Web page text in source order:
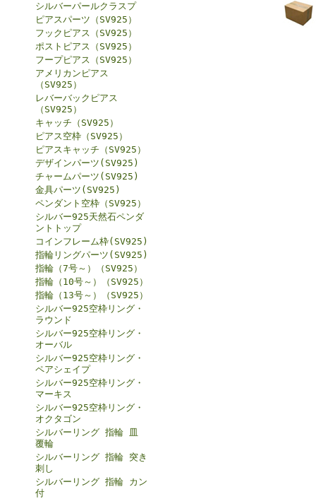
シルバーパールクラスプ
ピアスパーツ（SV925）
フックピアス（SV925）
ポストピアス（SV925）
フープピアス（SV925）
アメリカンピアス
（SV925）
レバーバックピアス
（SV925）
キャッチ（SV925）
ピアス空枠（SV925）
ピアスキャッチ（SV925）
デザインパーツ(SV925)
チャームパーツ(SV925)
金具パーツ(SV925)
ペンダント空枠（SV925）
シルバー925天然石ペンダ
ントトップ
コインフレーム枠(SV925)
指輪リングパーツ(SV925)
指輪（7号～）（SV925）
指輪（10号～）（SV925）
指輪（13号～）（SV925）
シルバー925空枠リング・
ラウンド
シルバー925空枠リング・
オーバル
シルバー925空枠リング・
ペアシェイプ
シルバー925空枠リング・
マーキス
シルバー925空枠リング・
オクタゴン
シルバーリング 指輪 皿
覆輪
シルバーリング 指輪 突き
刺し
シルバーリング 指輪 カン
付